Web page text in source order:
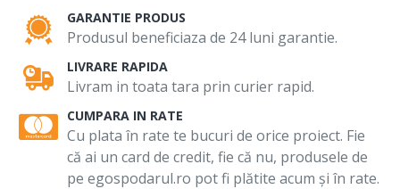
GARANTIE PRODUS
Produsul beneficiaza de 24 luni garantie.
LIVRARE RAPIDA
Livram in toata tara prin curier rapid.
CUMPARA IN RATE
Cu plata în rate te bucuri de orice proiect. Fie
că ai un card de credit, fie că nu, produsele de
pe egospodarul.ro pot fi plătite acum și în rate.